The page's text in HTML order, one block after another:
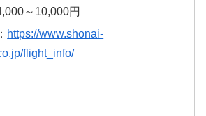
～10,000円
https://www.shonai-
flight_info/